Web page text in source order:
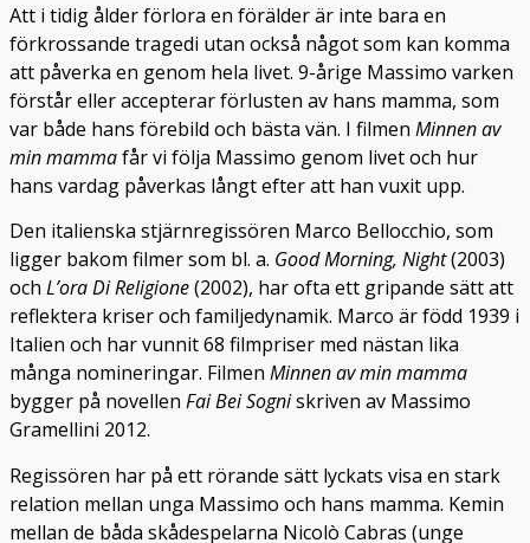
Att i tidig ålder förlora en förälder är inte bara en
förkrossande tragedi utan också något som kan komma
att påverka en genom hela livet. 9-årige Massimo varken
förstår eller accepterar förlusten av hans mamma, som
var både hans förebild och bästa vän. I filmen Minnen av
min mammafår vi följa Massimo genom livet och hur
hans vardag påverkas långt efter att han vuxit upp.
Den italienska stjärnregissören Marco Bellocchio, som
ligger bakom filmer som bl. a. Good Morning, Night(2003)
och L’ora Di Religione(2002), har ofta ett gripande sätt att
reflektera kriser och familjedynamik. Marco är född 1939 i
Italien och har vunnit 68 filmpriser med nästan lika
många nomineringar. Filmen Minnen av min mamma
bygger på novellen Fai Bei Sogniskriven av Massimo
Gramellini 2012.
Regissören har på ett rörande sätt lyckats visa en stark
relation mellan unga Massimo och hans mamma. Kemin
mellan de båda skådespelarna Nicolò Cabras (unge